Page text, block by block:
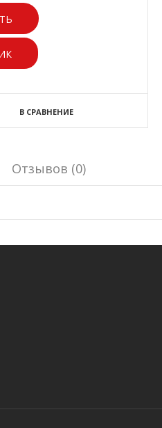
В СРАВНЕНИЕ
Отзывов (0)